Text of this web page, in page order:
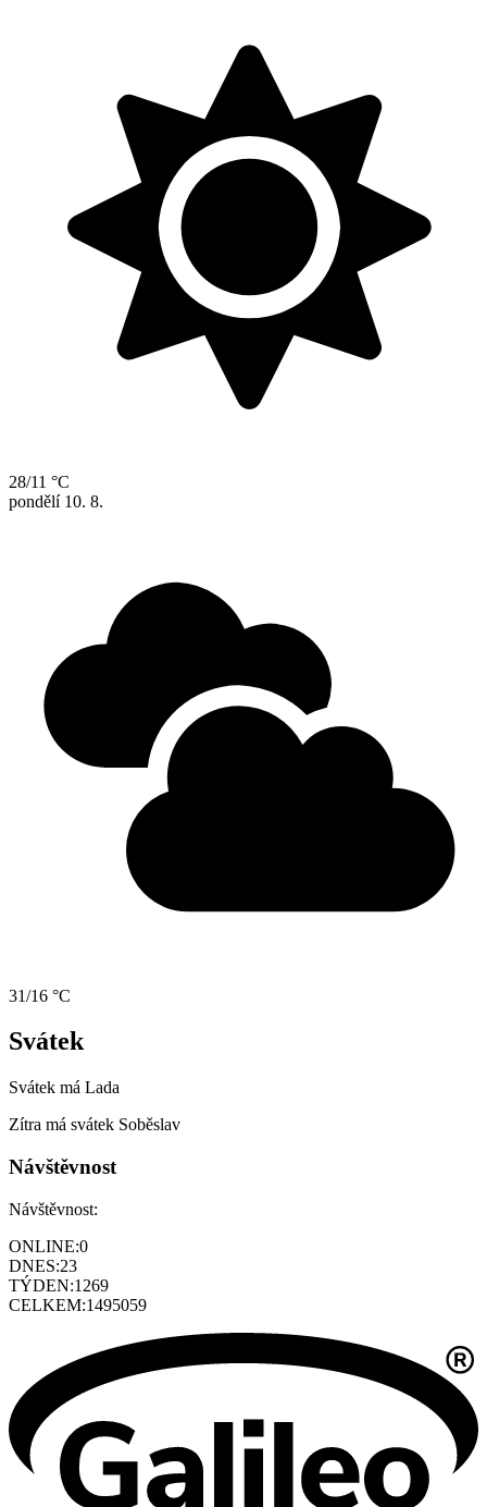
28/11 °C
pondělí 10. 8.
31/16 °C
Svátek
Svátek má Lada
Zítra má svátek Soběslav
Návštěvnost
Návštěvnost:
ONLINE:0
DNES:23
TÝDEN:1269
CELKEM:1495059